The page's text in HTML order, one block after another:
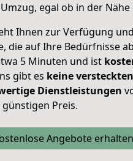
egal ob in der
Ihnen zur Verfügung
die auf Ihre Bedürfnisse
5 Minuten und ist
gibt es keine
Dienstleistungen
Preis.
Angebote erhalten